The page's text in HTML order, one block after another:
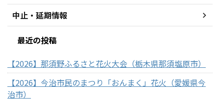
中止・延期情報
最近の投稿
【2026】那須野ふるさと花火大会（栃木県那須塩原市）
【2026】今治市民のまつり「おんまく」花火（愛媛県今
治市）